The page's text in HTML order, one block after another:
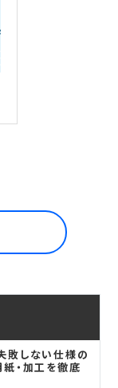
敗しない仕様の
・加工を徹底